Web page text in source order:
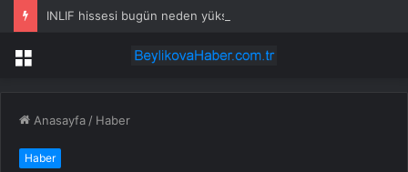
INLIF hissesi bugün neden yükselişte?
Menü
Anasayfa / Haber
Haber